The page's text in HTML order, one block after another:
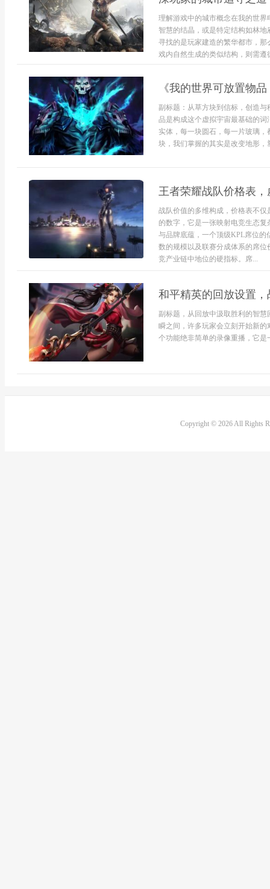
理解游戏中的城市概念在我的世
智慧的结晶，或是特定结构如林
寻找的是玩家建造的繁华都市，
戏内自然生成的类似结构，则需
《我的世界可放置物
副标题：从草方块到信标，创造
品是构成这个虚拟宇宙最基础的
实体，每一块圆石，每一片玻璃
块，我们掌握的其实是改变地形
王者荣耀战队价格表
战队价值的多维构成，价格表不
的数字，它是一张映射电竞生态
与品牌底蕴，一个顶级KPL席位
数的规模以及联赛分成体系的席
竞产业链中地位的硬指标。席...
和平精英的回放设置
副标题，从回放中汲取胜利的智
瞬之间，许多玩家会立刻开始新
个功能绝非简单的录像重播，它
Copyright © 2026 All Rights